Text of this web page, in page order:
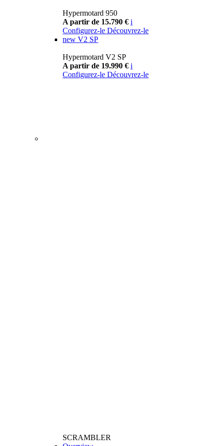
Hypermotard 950
A partir de 15.790 € i
Configurez-le Découvrez-le
new V2 SP
Hypermotard V2 SP
A partir de 19.990 € i
Configurez-le Découvrez-le
SCRAMBLER